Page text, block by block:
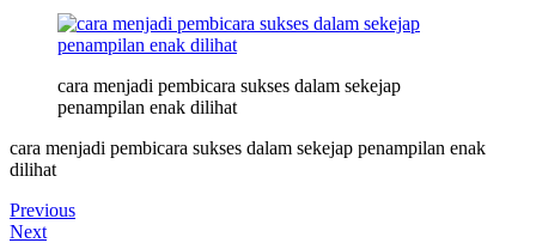
cara menjadi pembicara sukses dalam sekejap
penampilan enak dilihat
cara menjadi pembicara sukses dalam sekejap penampilan enak
dilihat
Previous
Next